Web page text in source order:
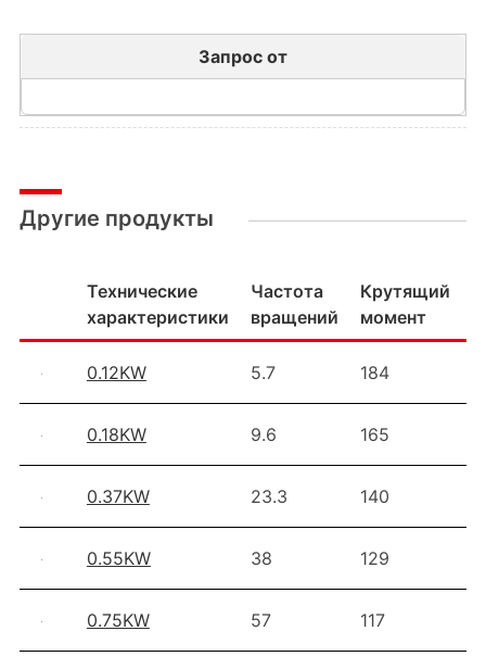
Запрос от
Другие продукты
Технические
характеристики
Частота
вращений
Крутящий
момент
0.12KW 5.7 184
0.18KW 9.6 165
0.37KW 23.3 140
0.55KW 38 129
0.75KW 57 117